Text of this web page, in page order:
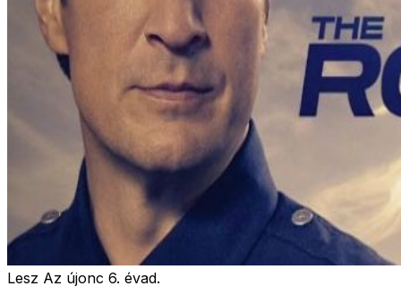
Lesz Az újonc 6. évad.